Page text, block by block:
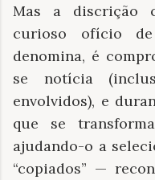
Mas a discrição
curioso ofício
denomina, é
se notícia
envolvidos), e
que se
ajudando-o a
“copiados” —